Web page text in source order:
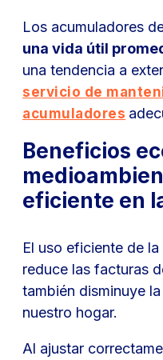
Los acumuladores
una vida útil
una tendencia a
servicio de
acumuladores
Beneficios
eficiente en
El uso eficiente de
reduce las facturas
también disminuye
nuestro hogar.
Al ajustar